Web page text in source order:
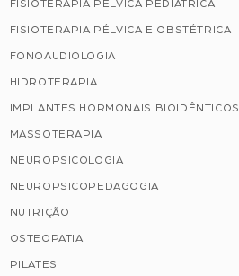
FISIOTERAPIA PÉLVICA PEDIÁTRICA
FISIOTERAPIA PÉLVICA E OBSTÉTRICA
FONOAUDIOLOGIA
HIDROTERAPIA
IMPLANTES HORMONAIS BIOIDÊNTICOS
MASSOTERAPIA
NEUROPSICOLOGIA
NEUROPSICOPEDAGOGIA
NUTRIÇÃO
OSTEOPATIA
PILATES